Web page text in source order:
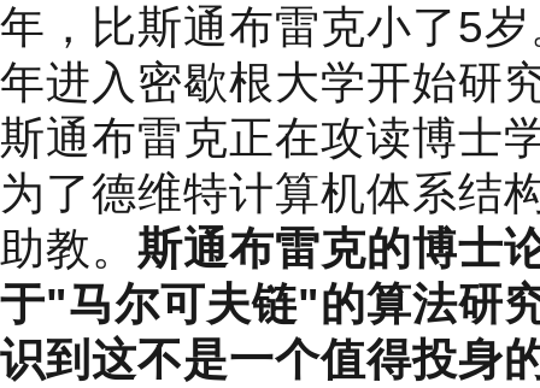
年，比斯通布雷克小了5
年进入密歇根大学开始研
斯通布雷克正在攻读博士
为了德维特计算机体系结
助教。 斯通布雷克的博士
于"马尔可夫链"的算法研
识到这不是一个值得投身